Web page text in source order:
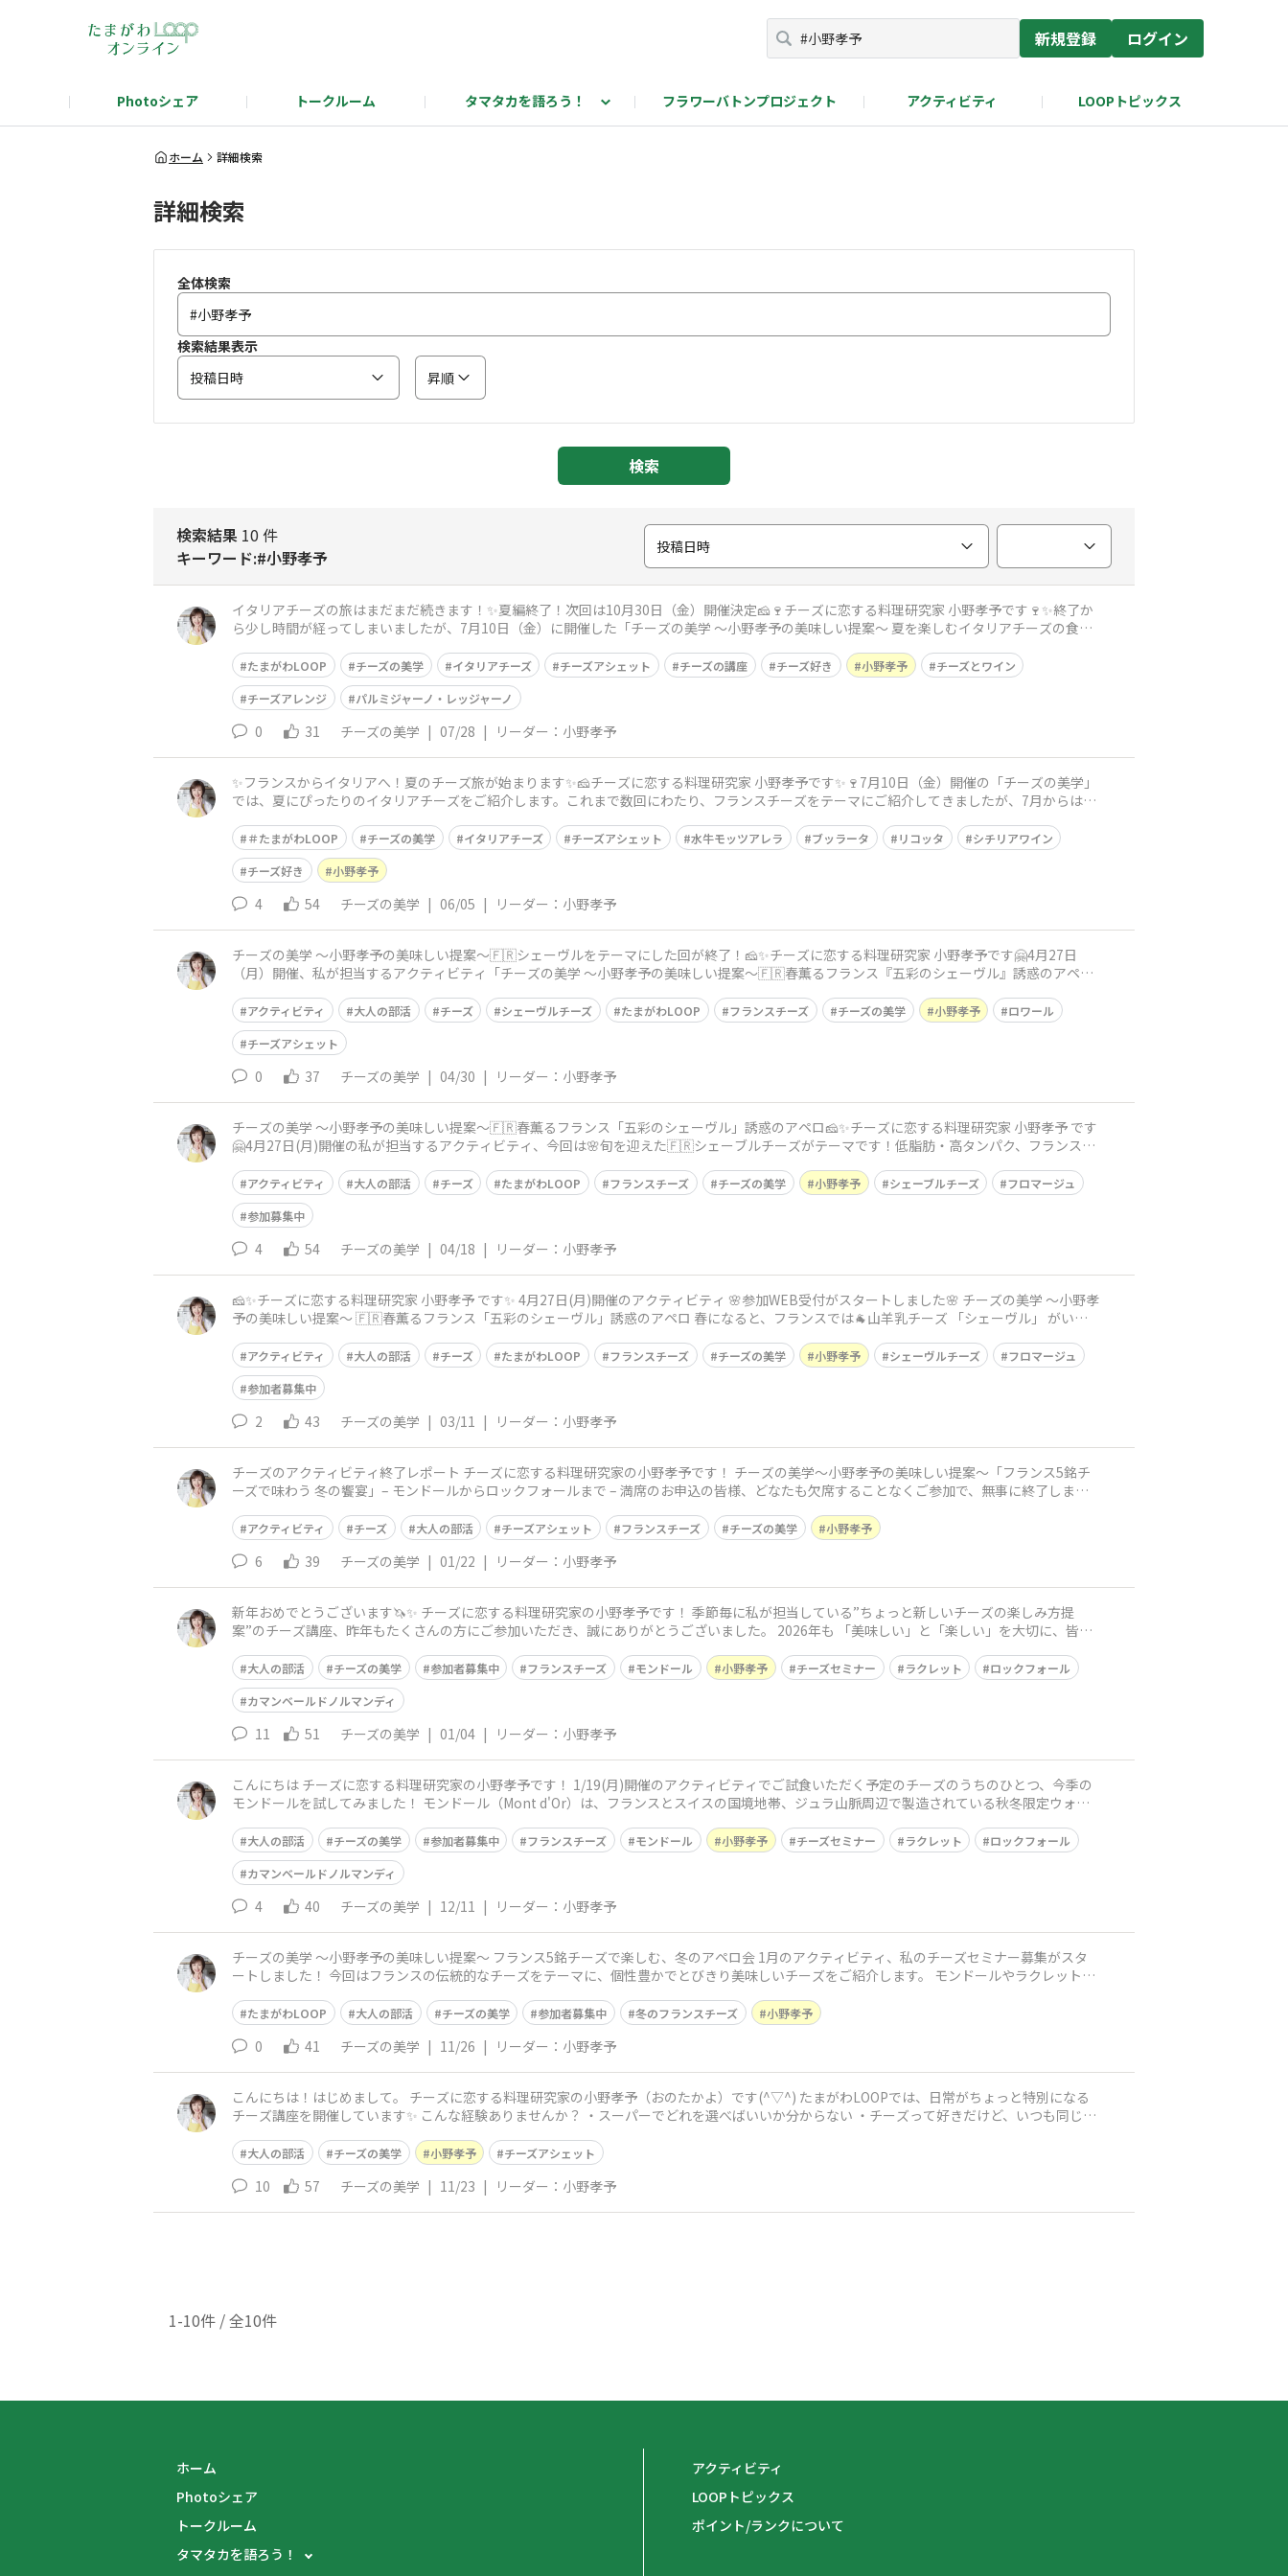
新規登録 ログイン
Photoシェア トークルーム タマタカを語ろう！
タマタカを語ろう！テーマ発表
フラワーバトンプロジェクト アクティビティ LOOPトピックス
ホーム 詳細検索
詳細検索
全体検索
検索結果表示
投稿日時
昇順
検索
検索結果 10 件
キーワード:#小野孝予
投稿日時
イタリアチーズの旅はまだまだ続きます！✨夏編終了！次回は10月30日（金）開催決定🧀🍷チーズに恋する料理研究家 小野孝予です🍷✨終了か
ら少し時間が経ってしまいましたが、7月10日（金）に開催した「チーズの美学 ～小野孝予の美味しい提案～ 夏を楽しむイタリアチーズの食
たまがわLOOP チーズの美学 イタリアチーズ チーズアシェット チーズの講座 チーズ好き 小野孝予
チーズとワイン
チーズアレンジ
パルミジャーノ・レッジャーノ
0 31 チーズの美学 | 07/28 | リーダー：小野孝予
✨フランスからイタリアへ！夏のチーズ旅が始まります✨🧀チーズに恋する料理研究家 小野孝予です✨🍷7月10日（金）開催の「チーズの美学」
では、夏にぴったりのイタリアチーズをご紹介します。これまで数回にわたり、フランスチーズをテーマにご紹介してきましたが、7月からは新
＃たまがわLOOP チーズの美学 イタリアチーズ チーズアシェット 水牛モッツアレラ ブッラータ リコッタ
シチリアワイン
チーズ好き
小野孝予
4 54 チーズの美学 | 06/05 | リーダー：小野孝予
チーズの美学 〜小野孝予の美味しい提案〜🇫🇷シェーヴルをテーマにした回が終了！🧀✨チーズに恋する料理研究家 小野孝予です🤗4月27日
（月）開催、私が担当するアクティビティ「チーズの美学 〜小野孝予の美味しい提案〜🇫🇷春薫るフランス『五彩のシェーヴル』誘惑のアペ
アクティビティ 大人の部活 チーズ シェーヴルチーズ たまがわLOOP フランスチーズ チーズの美学 小野孝予
ロワール
チーズアシェット
0 37 チーズの美学 | 04/30 | リーダー：小野孝予
チーズの美学 〜小野孝予の美味しい提案〜🇫🇷春薫るフランス「五彩のシェーヴル」誘惑のアペロ​🧀✨チーズに恋する料理研究家 小野孝予 です
🤗4月27日(月)開催の私が担当するアクティビティ、今回は🌸旬を迎えた🇫🇷シェーブルチーズがテーマです！低脂肪・高タンパク、フランスで
アクティビティ 大人の部活 チーズ たまがわLOOP フランスチーズ チーズの美学 小野孝予 シェーブルチーズ
フロマージュ
参加募集中
4 54 チーズの美学 | 04/18 | リーダー：小野孝予
🧀✨チーズに恋する料理研究家 小野孝予 です✨ 4月27日(月)開催のアクティビティ 🌸参加WEB受付がスタートしました🌸 チーズの美学 〜小野孝
予の美味しい提案〜 🇫🇷春薫るフランス「五彩のシェーヴル」誘惑のアペロ 春になると、フランスでは🐐山羊乳チーズ 「シェーヴル」 がいち
アクティビティ 大人の部活 チーズ たまがわLOOP フランスチーズ チーズの美学 小野孝予 シェーヴルチーズ
フロマージュ
参加者募集中
2 43 チーズの美学 | 03/11 | リーダー：小野孝予
チーズのアクティビティ終了レポート チーズに恋する料理研究家の小野孝予です！ チーズの美学～小野孝予の美味しい提案～「フランス5銘チ
ーズで味わう 冬の饗宴」– モンドールからロックフォールまで – 満席のお申込の皆様、どなたも欠席することなくご参加で、無事に終了しまし
アクティビティ チーズ 大人の部活 チーズアシェット フランスチーズ チーズの美学 小野孝予
6 39 チーズの美学 | 01/22 | リーダー：小野孝予
新年おめでとうございます🦄✨ チーズに恋する料理研究家の小野孝予です！ 季節毎に私が担当している”ちょっと新しいチーズの楽しみ方提
案”のチーズ講座、昨年もたくさんの方にご参加いただき、誠にありがとうございました。 2026年も 「美味しい」と「楽しい」を大切に、皆様
大人の部活 チーズの美学 参加者募集中 フランスチーズ モンドール 小野孝予 チーズセミナー ラクレット
ロックフォール
カマンベールドノルマンディ
11 51 チーズの美学 | 01/04 | リーダー：小野孝予
こんにちは チーズに恋する料理研究家の小野孝予です！ 1/19(月)開催のアクティビティでご試食いただく予定のチーズのうちのひとつ、今季の
モンドールを試してみました！ モンドール（Mont d'Or）は、フランスとスイスの国境地帯、ジュラ山脈周辺で製造されている秋冬限定ウォッ
大人の部活 チーズの美学 参加者募集中 フランスチーズ モンドール 小野孝予 チーズセミナー ラクレット
ロックフォール
カマンベールドノルマンディ
4 40 チーズの美学 | 12/11 | リーダー：小野孝予
チーズの美学 〜小野孝予の美味しい提案〜 フランス5銘チーズで楽しむ、冬のアペロ会 1月のアクティビティ、私のチーズセミナー募集がスタ
ートしました！ 今回はフランスの伝統的なチーズをテーマに、個性豊かでとびきり美味しいチーズをご紹介します。 モンドールやラクレットな
たまがわLOOP 大人の部活 チーズの美学 参加者募集中 冬のフランスチーズ 小野孝予
0 41 チーズの美学 | 11/26 | リーダー：小野孝予
こんにちは！はじめまして。 チーズに恋する料理研究家の小野孝予（おのたかよ）です(^▽^) たまがわLOOPでは、日常がちょっと特別になる
チーズ講座を開催しています✨ こんな経験ありませんか？ ・スーパーでどれを選べばいいか分からない ・チーズって好きだけど、いつも同じ食
大人の部活 チーズの美学 小野孝予 チーズアシェット
10 57 チーズの美学 | 11/23 | リーダー：小野孝予
1-10件 / 全10件
ホーム
Photoシェア
トークルーム
タマタカを語ろう！
アクティビティ
LOOPトピックス
ポイント/ランクについて